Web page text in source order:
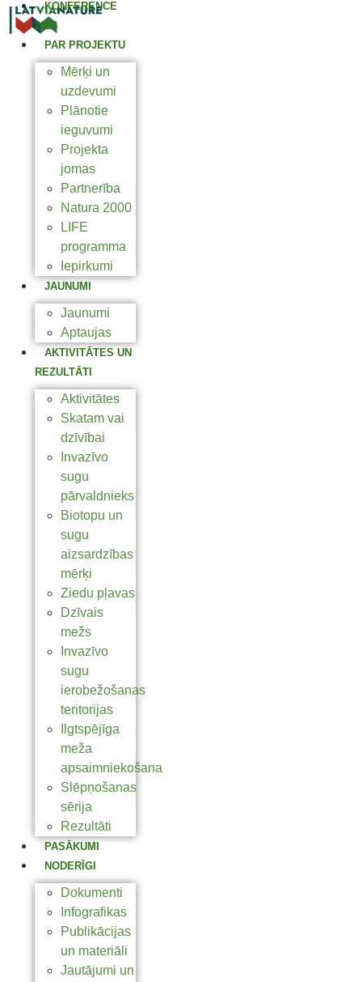
KONFERENCE
2025
PAR PROJEKTU
Mērķi un
uzdevumi
Plānotie
ieguvumi
Projekta
jomas
Partnerība
Natura 2000
LIFE
programma
Iepirkumi
JAUNUMI
Jaunumi
Aptaujas
AKTIVITĀTES UN
REZULTĀTI
Aktivitātes
Skatam vai
dzīvībai
Invazīvo
sugu
pārvaldnieks
Biotopu un
sugu
aizsardzības
mērķi
Ziedu pļavas
Dzīvais
mežs
Invazīvo
sugu
ierobežošanas
teritorijas
Ilgtspējīga
meža
apsaimniekošana
Slēpņošanas
sērija
Rezultāti
PASĀKUMI
NODERĪGI
Dokumenti
Infografikas
Publikācijas
un materiāli
Jautājumi un